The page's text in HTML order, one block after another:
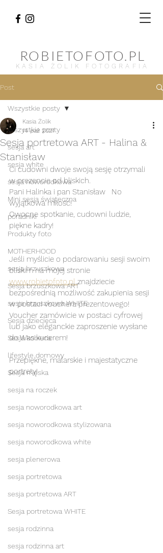
ROBIETOFOTO.PL
KASIA ŻOLIK FOTOGRAFIA
Post
Wszystkie posty
sesja art
sesja white
sesja noworodkowa
Mini sesja świąteczna
poradniki
Produkty foto
MOTHERHOOD
sesja brzuszkowa
Sesja brzuszkowa ART
sesja brzuszkowa WHITE
Sesja dziecięca
Sesja kobieca
lifestyle domowy
Sesja męska
sesja na roczek
sesja noworodkowa art
sesja noworodkowa stylizowana
sesja noworodkowa white
sesja plenerowa
sesja portretowa
sesja portretowa ART
Sesja portretowa WHITE
sesja rodzinna
sesja rodzinna art
Wszystkie posty
Sesja portretowa ART - Halina &
Stanisław
Kasia Żolik
14 paź 2021
Ci cudowni dwoje swoją sesję otrzymali
w prezencie od bliskich.
Pani Halinka i pan Stanisław   No
wyjątkowa miłość!
Owocne spotkanie, cudowni ludzie,
piękne kadry!
Jeśli myślicie o podarowaniu sesji swoim
bliskim na mojej stronie
www.robietofoto.pl znajdziecie
bezpośrednią możliwość zakupienia sesji
w postaci vouchera prezentowego!
Voucher zamówicie w postaci cyfrowej
lub jako eleganckie zaproszenie wysłane
do Was kurierem!
Przepiękne, malarskie i majestatyczne
portrety!